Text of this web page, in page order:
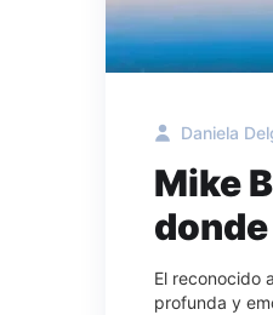
Daniela
Mike
El reconocido
profunda y